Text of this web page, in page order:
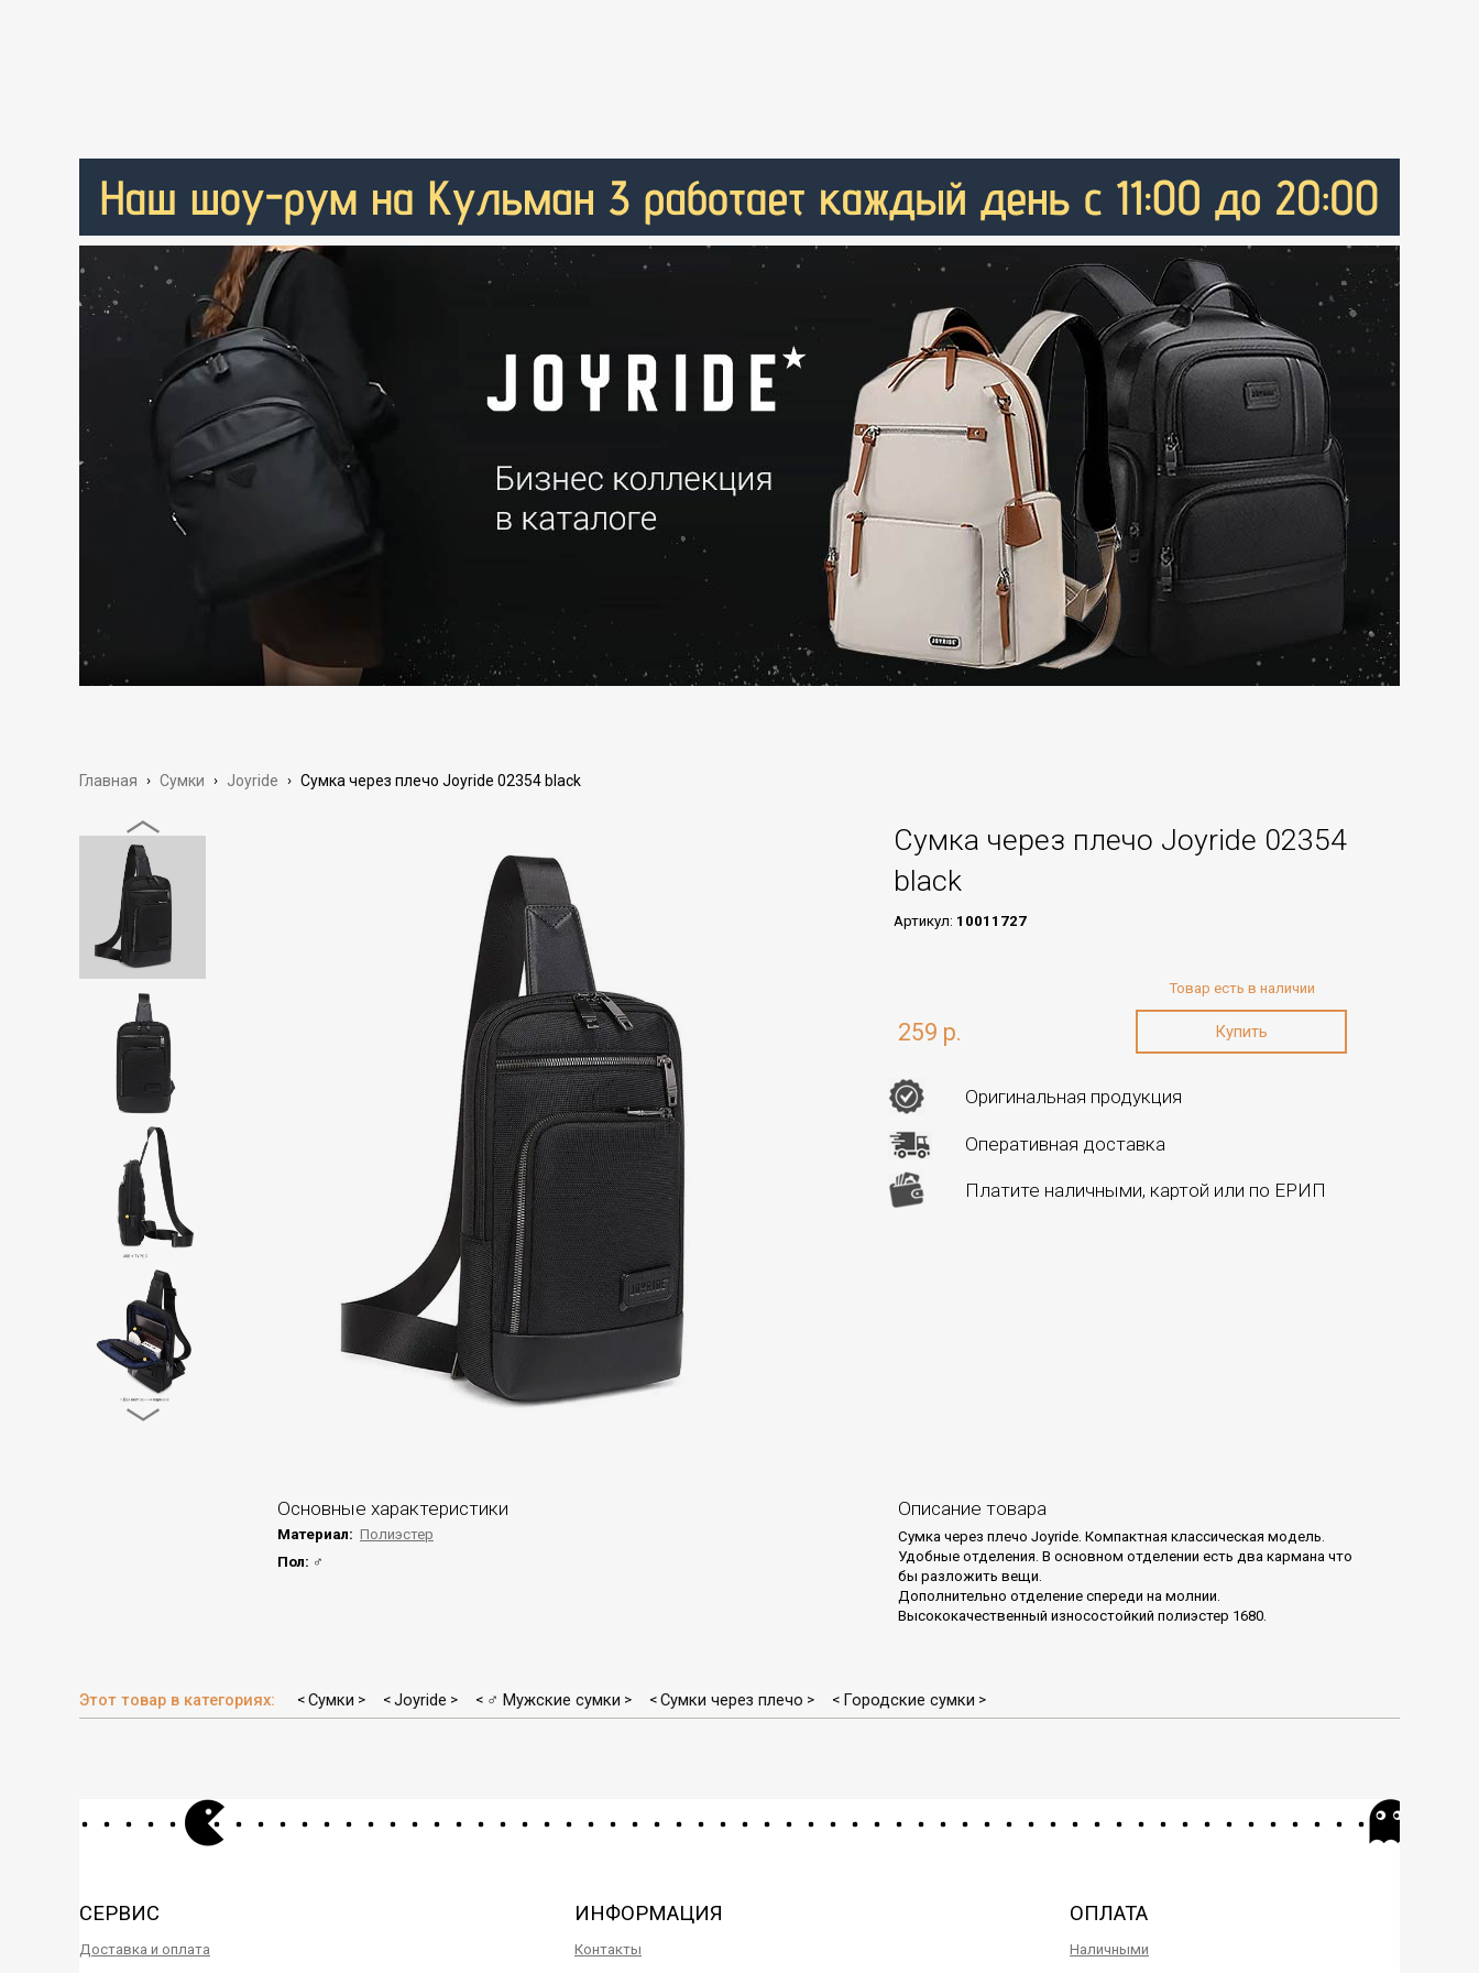
Главная › Сумки › Joyride › Сумка через плечо Joyride 02354 black
Сумка через плечо Joyride 02354
black
Артикул: 10011727
259 р.
Товар есть в наличии
Оригинальная продукция
Оперативная доставка
Платите наличными, картой или по ЕРИП
Основные характеристики
Материал: Полиэстер
Пол: ♂
Описание товара
Сумка через плечо Joyride. Компактная классическая модель.
Удобные отделения. В основном отделении есть два кармана что
бы разложить вещи.
Дополнительно отделение спереди на молнии.
Высококачественный износостойкий полиэстер 1680.
Этот товар в категориях: < Сумки > < Joyride > < ♂ Мужские сумки > < Сумки через плечо > < Городские сумки >
СЕРВИС
Доставка и оплата
ИНФОРМАЦИЯ
Контакты
ОПЛАТА
Наличными